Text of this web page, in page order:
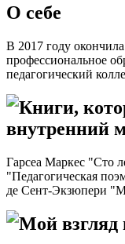
О себе
В 2017 году
профессиональное
педагогический
Книги,
внутренний
Гарсеа Маркес "Сто
"Педагогическая
де Сент-Экзюпери
Мой взгляд